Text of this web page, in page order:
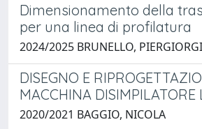
Dimensionamento della
per una linea di profilatura
2024/2025 BRUNELLO,
DISEGNO E
MACCHINA DISIMPILATORE
2020/2021 BAGGIO, NICOLA